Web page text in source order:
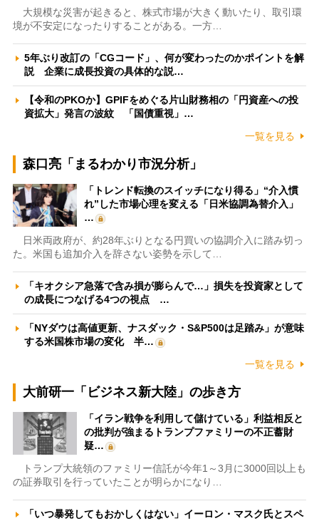
大規模な災害が起きると、株式市場が大きく動いたり、取引環
境が不安定になったりすることがある。一方…
5年ぶり改訂の「CGコード」、何が変わったのかポイントを解
説 企業に成長投資の具体的な説…
【令和のPKOか】GPIFをめぐる片山財務相の「円資産への投
資拡大」発言の波紋 「国債重視」…
一覧を見る
森口亮「まるわかり市況分析」
「トレンド転換のスイッチになり得る」“介入慣
れ”した市場心理を変える「日米協調為替介入」
…
日米両政府が、約28年ぶりとなる円買いの協調介入に踏み切っ
た。米国も追加介入を辞さない姿勢を示して…
「キオクシア急落で含み損が膨らんで…」損失を投資家として
の成長につなげる4つの視点 …
「NYダウは高値更新、ナスダック・S&P500は足踏み」が意味
する米国株市場の変化 半…
一覧を見る
大前研一「ビジネス新大陸」の歩き方
「イラン戦争を利用して儲けている」利益相反と
の批判が強まるトランプファミリーの不正蓄財
疑…
トランプ大統領のファミリー信託が今年1～3月に3000回以上も
の証券取引を行っていたことが明らかになり…
「いつ暴発してもおかしくはない」イーロン・マスク氏とスペ